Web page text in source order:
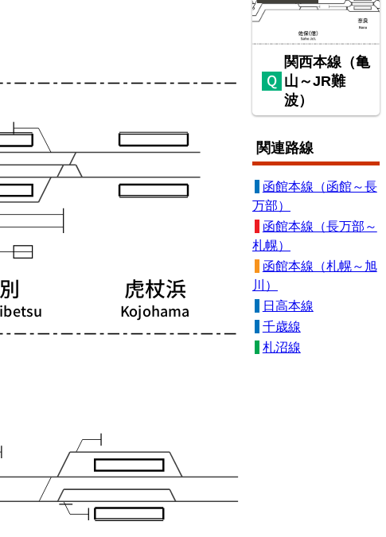
関西本線（亀
山～JR難
波）
関連路線
函館本線（函館～長
万部）
函館本線（長万部～
札幌）
函館本線（札幌～旭
川）
日高本線
千歳線
札沼線